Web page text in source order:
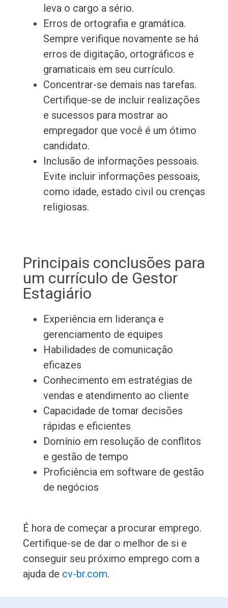
leva o cargo a sério.
Erros de ortografia e gramática.
Sempre verifique novamente se há
erros de digitação, ortográficos e
gramaticais em seu currículo.
Concentrar-se demais nas tarefas.
Certifique-se de incluir realizações
e sucessos para mostrar ao
empregador que você é um ótimo
candidato.
Inclusão de informações pessoais.
Evite incluir informações pessoais,
como idade, estado civil ou crenças
religiosas.
Principais conclusões para
um currículo de Gestor
Estagiário
Experiência em liderança e
gerenciamento de equipes
Habilidades de comunicação
eficazes
Conhecimento em estratégias de
vendas e atendimento ao cliente
Capacidade de tomar decisões
rápidas e eficientes
Domínio em resolução de conflitos
e gestão de tempo
Proficiência em software de gestão
de negócios
É hora de começar a procurar emprego.
Certifique-se de dar o melhor de si e
conseguir seu próximo emprego com a
ajuda de cv-br.com.